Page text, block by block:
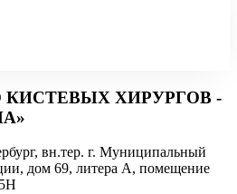
ХИРУРГОВ -
вн.тер. г. Муниципальный
дом 69, литера А, помещение